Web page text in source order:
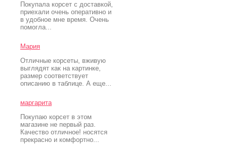
Покупала корсет с доставкой,
приехали очень оперативно и
в удобное мне время. Очень
помогла...
Мария
Отличные корсеты, вживую
выглядят как на картинке,
размер соответствует
описанию в таблице. А еще...
маргарита
Покупаю корсет в этом
магазине не первый раз.
Качество отличное! носятся
прекрасно и комфортно...